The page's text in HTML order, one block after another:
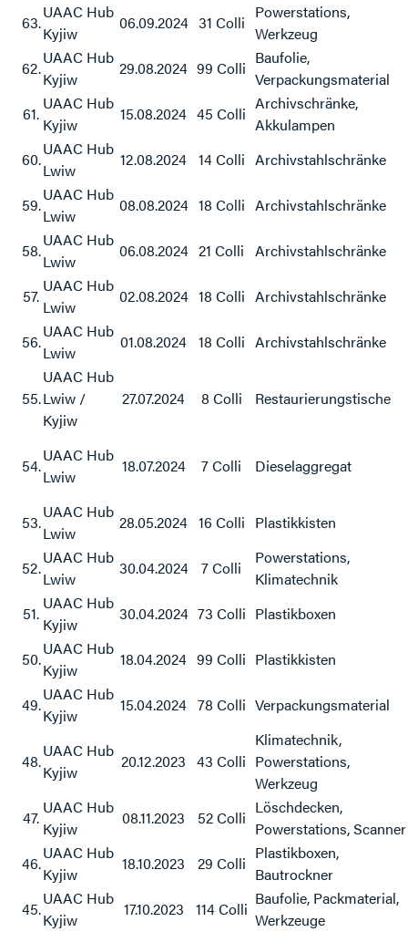
63.
UAAC Hub
Kyjiw
06.09.2024 31 Colli
Powerstations,
Werkzeug
62.
UAAC Hub
Kyjiw
29.08.2024 99 Colli
Baufolie,
Verpackungsmaterial
61.
UAAC Hub
Kyjiw
15.08.2024 45 Colli
Archivschränke,
Akkulampen
60.
UAAC Hub
Lwiw
12.08.2024 14 Colli Archivstahlschränke
59.
UAAC Hub
Lwiw
08.08.2024 18 Colli Archivstahlschränke
58.
UAAC Hub
Lwiw
06.08.2024 21 Colli Archivstahlschränke
57.
UAAC Hub
Lwiw
02.08.2024 18 Colli Archivstahlschränke
56.
UAAC Hub
Lwiw
01.08.2024 18 Colli Archivstahlschränke
55.
UAAC Hub
Lwiw /
Kyjiw
27.07.2024 8 Colli Restaurierungstische
54.
UAAC Hub
Lwiw
18.07.2024 7 Colli Dieselaggregat
53.
UAAC Hub
Lwiw
28.05.2024 16 Colli Plastikkisten
52.
UAAC Hub
Lwiw
30.04.2024 7 Colli
Powerstations,
Klimatechnik
51.
UAAC Hub
Kyjiw
30.04.2024 73 Colli Plastikboxen
50.
UAAC Hub
Kyjiw
18.04.2024 99 Colli Plastikkisten
49.
UAAC Hub
Kyjiw
15.04.2024 78 Colli Verpackungsmaterial
48.
UAAC Hub
Kyjiw
20.12.2023 43 Colli
Klimatechnik,
Powerstations,
Werkzeug
47.
UAAC Hub
Kyjiw
08.11.2023 52 Colli
Löschdecken,
Powerstations, Scanner
46.
UAAC Hub
Kyjiw
18.10.2023 29 Colli
Plastikboxen,
Bautrockner
45.
UAAC Hub
Kyjiw
17.10.2023 114 Colli
Baufolie, Packmaterial,
Werkzeuge